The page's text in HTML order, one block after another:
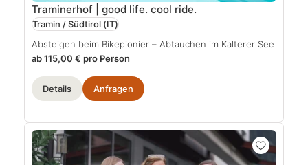
Traminerhof | good life. cool ride.
Tramin / Südtirol (IT)
Absteigen beim Bikepionier – Abtauchen im Kalterer See
ab 115,00 € pro Person
Details Anfragen